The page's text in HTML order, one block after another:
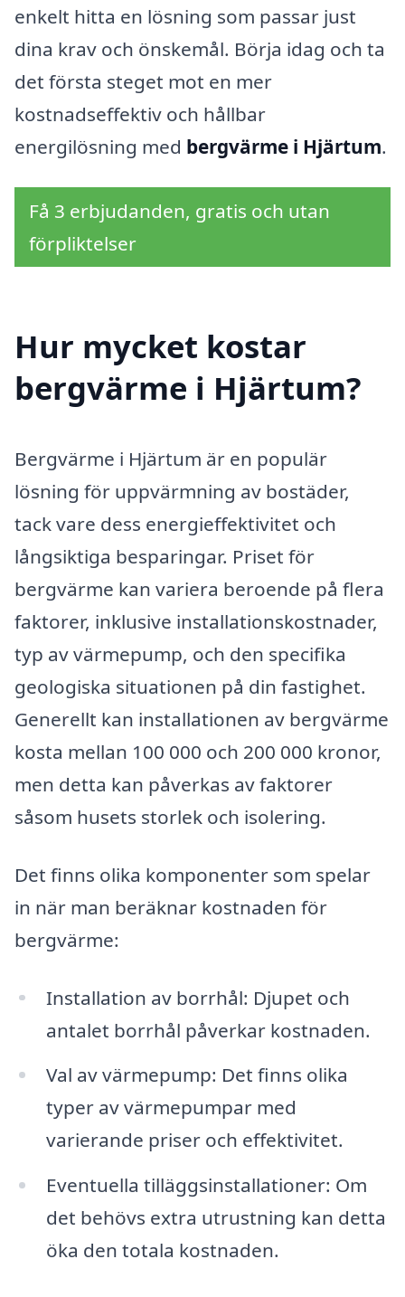
enkelt hitta en lösning som passar just
dina krav och önskemål. Börja idag och ta
det första steget mot en mer
kostnadseffektiv och hållbar
energilösning med bergvärme i Hjärtum.
Få 3 erbjudanden, gratis och utan
förpliktelser
Hur mycket kostar
bergvärme i Hjärtum?
Bergvärme i Hjärtum är en populär
lösning för uppvärmning av bostäder,
tack vare dess energieffektivitet och
långsiktiga besparingar. Priset för
bergvärme kan variera beroende på flera
faktorer, inklusive installationskostnader,
typ av värmepump, och den specifika
geologiska situationen på din fastighet.
Generellt kan installationen av bergvärme
kosta mellan 100 000 och 200 000 kronor,
men detta kan påverkas av faktorer
såsom husets storlek och isolering.
Det finns olika komponenter som spelar
in när man beräknar kostnaden för
bergvärme:
Installation av borrhål: Djupet och
antalet borrhål påverkar kostnaden.
Val av värmepump: Det finns olika
typer av värmepumpar med
varierande priser och effektivitet.
Eventuella tilläggsinstallationer: Om
det behövs extra utrustning kan detta
öka den totala kostnaden.